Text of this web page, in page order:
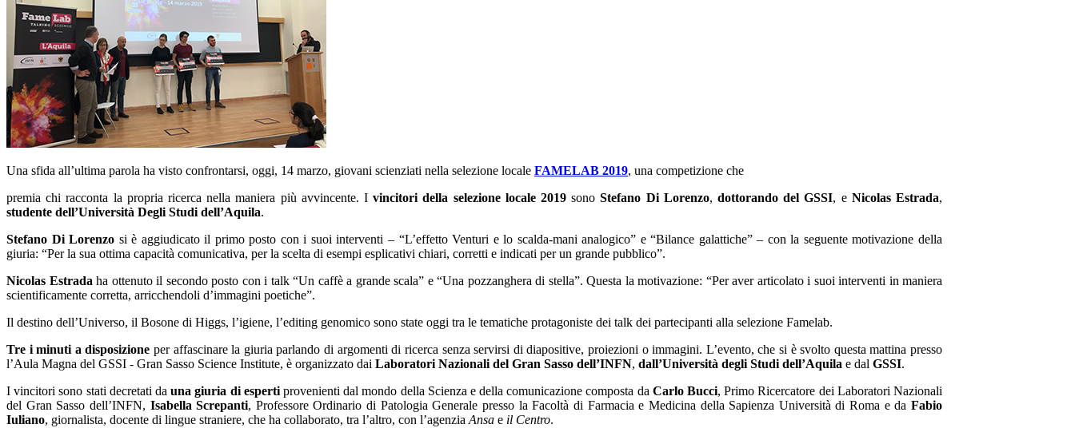
Una sfida all’ultima parola ha visto confrontarsi, oggi, 14 marzo, giovani scienziati nella selezione locale FAMELAB 2019, una competizione che
premia chi racconta la propria ricerca nella maniera più avvincente. Ivincitori della selezione locale 2019 sonoStefano Di Lorenzo,dottorando del GSSI, e Nicolas Estrada,
studente dell’Università Degli Studi dell’Aquila.
Stefano Di Lorenzo si è aggiudicato il primo posto con i suoi interventi – “L’effetto Venturi e lo scalda-mani analogico” e “Bilance galattiche” – con la seguente motivazione della
giuria: “Per la sua ottima capacità comunicativa, per la scelta di esempi esplicativi chiari, corretti e indicati per un grande pubblico”.
Nicolas Estrada ha ottenuto il secondo posto con i talk “Un caffè a grande scala” e “Una pozzanghera di stella”. Questa la motivazione: “Per aver articolato i suoi interventi in maniera
scientificamente corretta, arricchendoli d’immagini poetiche”.
Il destino dell’Universo, il Bosone di Higgs, l’igiene, l’editing genomico sono state oggi tra le tematiche protagoniste dei talk dei partecipanti alla selezione Famelab.
Tre i minuti a disposizione per affascinare la giuria parlando di argomenti di ricerca senza servirsi di diapositive, proiezioni o immagini. L’evento, che si è svolto questa mattina presso
l’Aula Magna del GSSI - Gran Sasso Science Institute, è organizzato dai Laboratori Nazionali del Gran Sasso dell’INFN, dall’Università degli Studi dell’Aquila e dal GSSI.
I vincitori sono stati decretati dauna giuria di espertiprovenienti dal mondo della Scienza e della comunicazione composta da Carlo Bucci, Primo Ricercatore dei Laboratori Nazionali
del Gran Sasso dell’INFN, Isabella Screpanti, Professore Ordinario di Patologia Generale presso la Facoltà di Farmacia e Medicina della Sapienza Università di Roma e daFabio
Iuliano, giornalista, docente di lingue straniere, che ha collaborato, tra l’altro, con l’agenzia Ansa e il Centro.